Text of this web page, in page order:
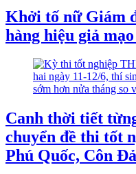
Khởi tố nữ Giám
hàng hiệu giả
Canh thời tiết
chuyển đề thi tốt
Phú Quốc, Côn